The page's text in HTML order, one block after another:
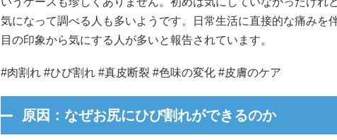
気になって調べる人も多いようです。日常生活に直接的な痛みを
目の印象から気にする人が多いと報告されています。
#肉割れ #ひび割れ #真皮断裂 #色味の変化 #皮膚のケア
原因：なぜお尻にひび割れができるのか